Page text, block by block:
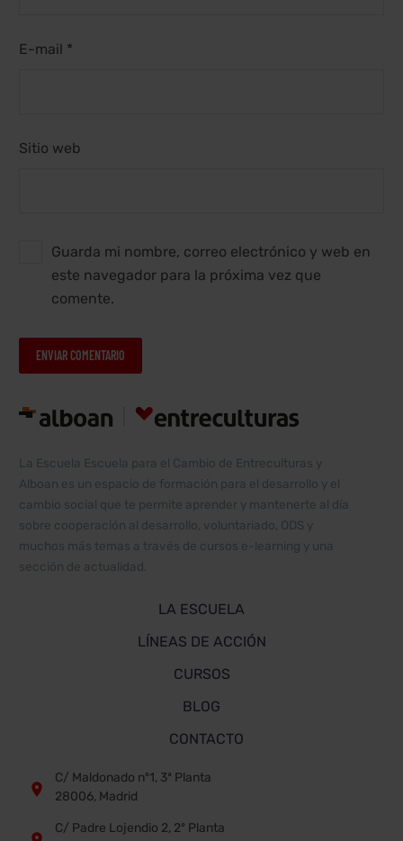
E-mail *
Sitio web
Guarda mi nombre, correo electrónico y web en
este navegador para la próxima vez que
comente.
ENVIAR COMENTARIO
La Escuela Escuela para el Cambio de Entreculturas y
Alboan es un espacio de formación para el desarrollo y el
cambio social que te permite aprender y mantenerte al día
sobre cooperación al desarrollo, voluntariado, ODS y
muchos más temas a través de cursos e-learning y una
sección de actualidad.
LA ESCUELA
LÍNEAS DE ACCIÓN
CURSOS
BLOG
CONTACTO


C/ Maldonado nº1, 3ª Planta
28006, Madrid
C/ Padre Lojendio 2, 2º Planta